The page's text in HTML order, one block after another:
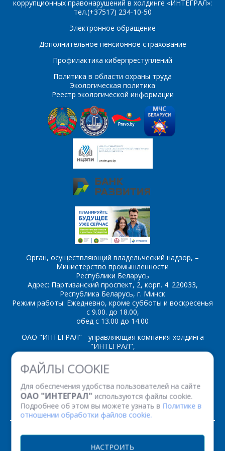
ФАЙЛЫ COOKIE
Для обеспечения удобства пользователей на сайте
ОАО "ИНТЕГРАЛ" используются файлы cookie.
Подробнее об этом вы можете узнать в Политике в
отношении обработки файлов cookie.
НАСТРОИТЬ
коррупционных правонарушений в холдинге «ИНТЕГРАЛ»:
тел.(+37517) 234-10-50
Электронное обращение
Дополнительное пенсионное страхование
Профилактика киберпреступлений
Политика в области охраны труда
Экологическая политика
Реестр экологической информации
Орган, осуществляющий владельческий надзор, –
Министерство промышленности
Республики Беларусь
Адрес: Партизанский проспект, 2, корп. 4. 220033,
Республика Беларусь, г. Минск
Режим работы: Ежедневно, кроме субботы и воскресенья
с 9.00. до 18.00,
обед с 13.00 до 14.00
ОАО "ИНТЕГРАЛ" - управляющая компания холдинга
"ИНТЕГРАЛ",
ул. Казинца И.П., д.121А, комната 327, г. Минск, 220108,
Республика Беларусь
Факс: (+375 17) 338 12 94 УНП 100386629
Рег. номер 100386629 от 01.08.2013 г.
© 2026. Все права защищены.
Телефон*
E-mail*
Интересующий товар/
услуга, их количество
*
Комментарий*
- обязательные
поля
ОТПРАВИТЬ
E-mail
Интересующий товар/
Сообщение*
Я согласен на
персональных данных*
*- обязательные
поля
ОТПРАВИТЬ